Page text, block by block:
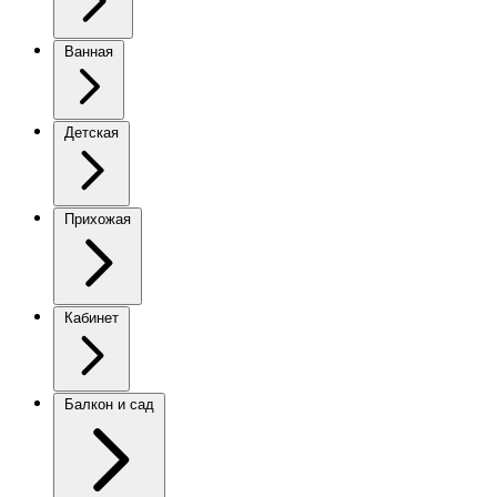
Ванная
Детская
Прихожая
Кабинет
Балкон и сад